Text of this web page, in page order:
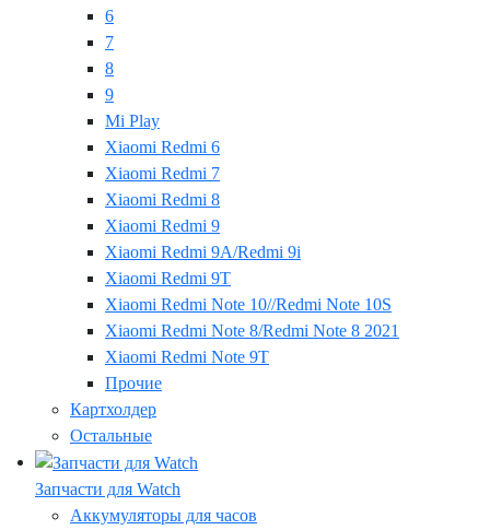
6
7
8
9
Mi Play
Xiaomi Redmi 6
Xiaomi Redmi 7
Xiaomi Redmi 8
Xiaomi Redmi 9
Xiaomi Redmi 9A/Redmi 9i
Xiaomi Redmi 9T
Xiaomi Redmi Note 10//Redmi Note 10S
Xiaomi Redmi Note 8/Redmi Note 8 2021
Xiaomi Redmi Note 9T
Прочие
Картхолдер
Остальные
Запчасти для Watch
Аккумуляторы для часов